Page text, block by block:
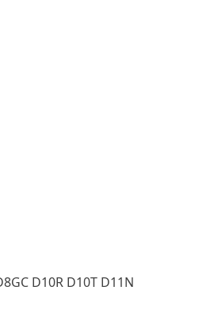
D10R D10T D11N